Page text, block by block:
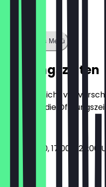
Zeige ganzes Menü
Öffnungszeiten
Damit du nicht vor
halten wir die
11:00 - 15:00, 17:00 - 22:00
Montag